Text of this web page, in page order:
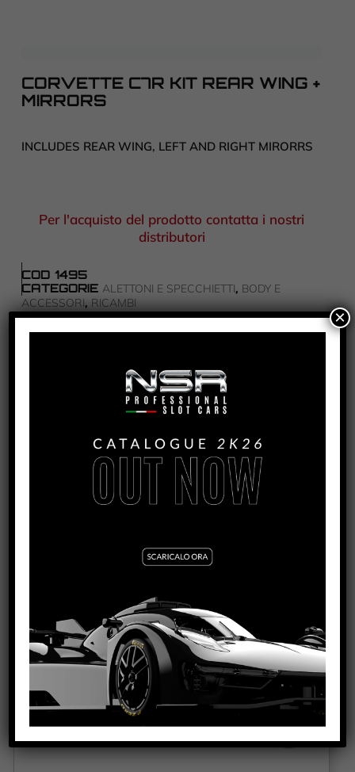
CORVETTE C7R KIT REAR WING +
MIRRORS
INCLUDES REAR WING, LEFT AND RIGHT MIRORRS
Per l'acquisto del prodotto contatta i nostri
distributori
COD 1495
CATEGORIE ALETTONI E SPECCHIETTI, BODY E
ACCESSORI, RICAMBI
TAG Corvette C7.R
PRODOTTI CORRELATI
CORVETTE C7.R RACING FLEXIBLE REAR WING
VEDI TUTORIAL
VEDI IL PRODOTTO
CORVETTE C7.R LEXAN INTERIOR
VEDI IL PRODOTTO
×